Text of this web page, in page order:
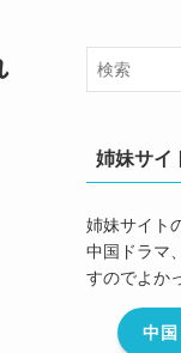
姉妹サイ
姉妹サイト
中国ドラマ
すのでよか
中